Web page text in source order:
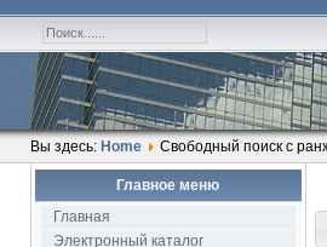
Вы здесь: Home Свободный поиск с
Главное меню
Главная
Электронный каталог